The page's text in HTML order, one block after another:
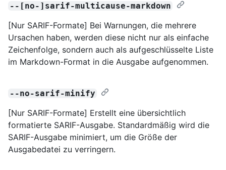
--[no-]sarif-multicause-markdown
[Nur SARIF-Formate] Bei Warnungen, die mehrere
Ursachen haben, werden diese nicht nur als einfache
Zeichenfolge, sondern auch als aufgeschlüsselte Liste
im Markdown-Format in die Ausgabe aufgenommen.
--no-sarif-minify
[Nur SARIF-Formate] Erstellt eine übersichtlich
formatierte SARIF-Ausgabe. Standardmäßig wird die
SARIF-Ausgabe minimiert, um die Größe der
Ausgabedatei zu verringern.